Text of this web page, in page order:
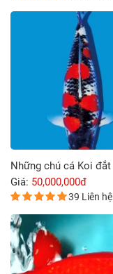
Giá: 50,000,000đ
39 Liên hệ